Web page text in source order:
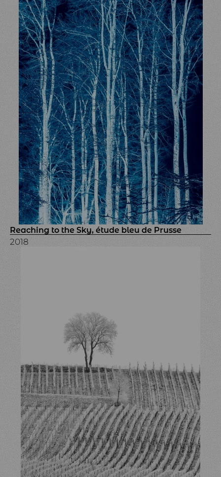
Reaching to the Sky, étude bleu de Prusse
2018